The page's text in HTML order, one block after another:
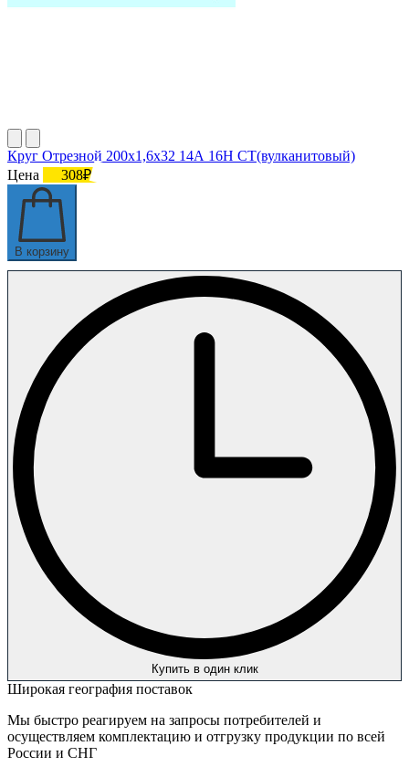
Круг Отрезной 200х1,6х32 14А 16Н СТ(вулканитовый)
Цена
308₽
В корзину
Купить в один клик
Широкая география поставок
Мы быстро реагируем на запросы потребителей и
осуществляем комплектацию и отгрузку продукции по всей
России и СНГ